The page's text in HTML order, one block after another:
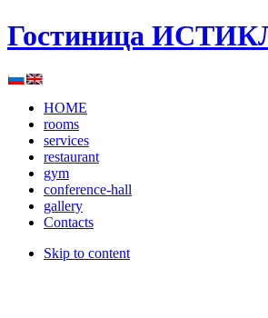
Гостиница
HOME
rooms
services
restaurant
gym
conference-hall
gallery
Contacts
Skip to content